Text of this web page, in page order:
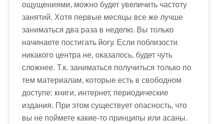
ощущениями, можно будет увеличить частоту
занятий. Хотя первые месяцы все же лучше
заниматься два раза в неделю. Вы только
начинаете постигать йогу. Если поблизости
никакого центра не, оказалось, будет чуть
сложнее. Т.к. заниматься получиться только по
тем материалам, которые есть в свободном
доступе: книги, интернет, периодические
издания. При этом существует опасность, что
вы не поймете какие-то принципы или асаны.